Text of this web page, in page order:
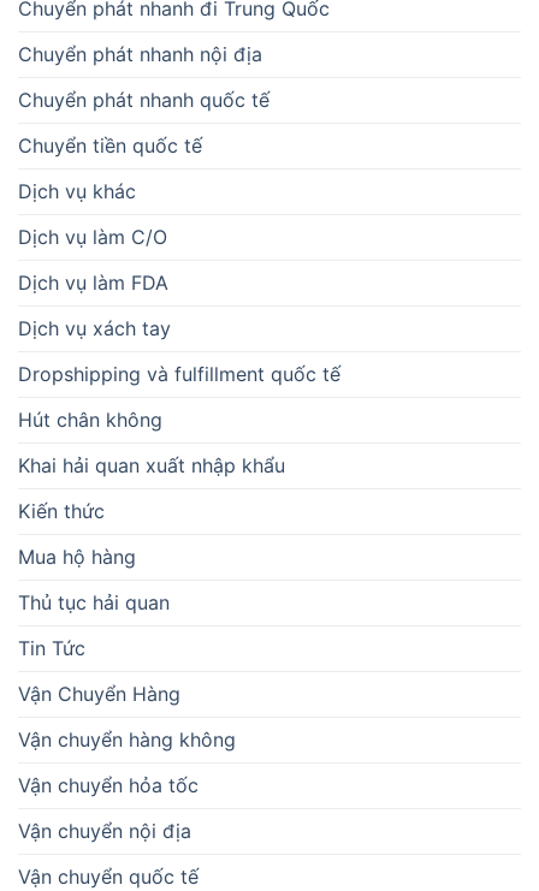
Chuyển phát nhanh đi Trung Quốc
Chuyển phát nhanh nội địa
Chuyển phát nhanh quốc tế
Chuyển tiền quốc tế
Dịch vụ khác
Dịch vụ làm C/O
Dịch vụ làm FDA
Dịch vụ xách tay
Dropshipping và fulfillment quốc tế
Hút chân không
Khai hải quan xuất nhập khẩu
Kiến thức
Mua hộ hàng
Thủ tục hải quan
Tin Tức
Vận Chuyển Hàng
Vận chuyển hàng không
Vận chuyển hỏa tốc
Vận chuyển nội địa
Vận chuyển quốc tế